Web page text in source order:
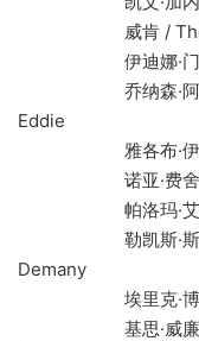
威肯 / The
伊迪娜·门泽尔
乔纳森·阿兰巴
Eddie
雅各布·伊吉尔
诺亚·费舍尔 /
帕洛玛·艾尔瑟
勒凯斯·斯坦菲
Demany
埃里克·博高森
基思·威廉姆斯·